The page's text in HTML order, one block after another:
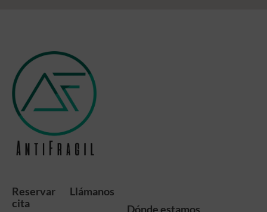
Reservar
cita
Llámanos
Dónde estamos